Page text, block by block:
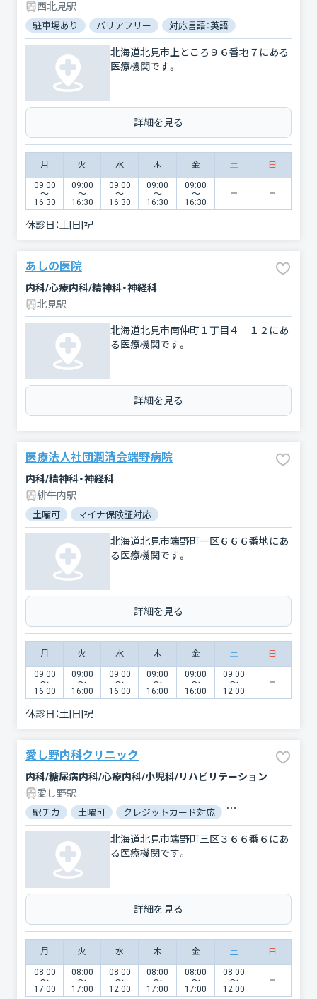
西北見駅
駐車場あり バリアフリー 対応言語：英語
北海道北見市上ところ９６番地７にある
医療機関です。
詳細を見る
月 火 水 木 金 土 日
09:00
〜
16:30
09:00
〜
16:30
09:00
〜
16:30
09:00
〜
16:30
09:00
〜
16:30
休診日：土|日|祝
あしの医院
内科/心療内科/精神科・神経科
北見駅
北海道北見市南仲町１丁目４－１２にあ
る医療機関です。
詳細を見る
医療法人社団潤清会端野病院
内科/精神科・神経科
緋牛内駅
土曜可 マイナ保険証対応
北海道北見市端野町一区６６６番地にあ
る医療機関です。
詳細を見る
月 火 水 木 金 土 日
09:00
〜
16:00
09:00
〜
16:00
09:00
〜
16:00
09:00
〜
16:00
09:00
〜
16:00
09:00
〜
12:00
休診日：土|日|祝
愛し野内科クリニック
内科/糖尿病内科/心療内科/小児科/リハビリテーション
愛し野駅
駅チカ 土曜可 クレジットカード対応 マイナ保険証対応
北海道北見市端野町三区３６６番６にあ
る医療機関です。
詳細を見る
月 火 水 木 金 土 日
08:00
〜
17:00
08:00
〜
17:00
08:00
〜
12:00
08:00
〜
17:00
08:00
〜
17:00
08:00
〜
12:00